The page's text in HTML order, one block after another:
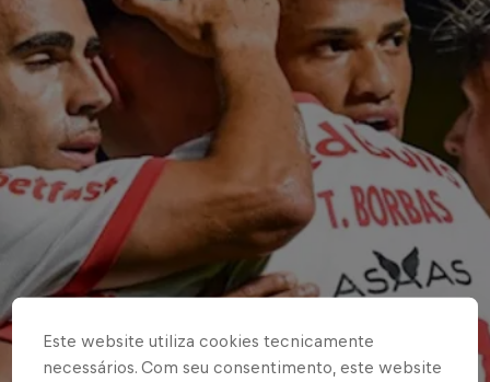
Este website utiliza cookies tecnicamente
necessários. Com seu consentimento, este website